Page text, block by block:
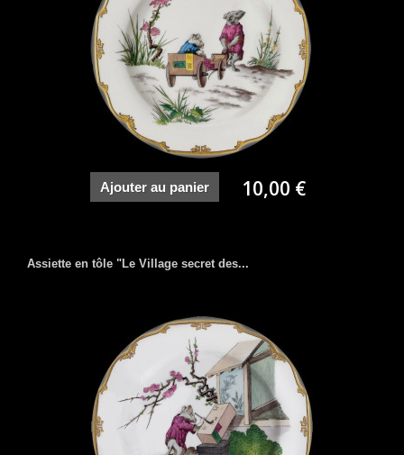
Ajouter au panier 10,00 €
Assiette en tôle "Le Village secret des...